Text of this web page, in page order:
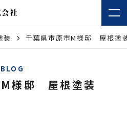
装 千葉県市原市M様邸 屋根塗
BLOG
様邸 屋根塗装